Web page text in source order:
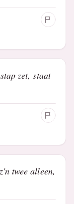
zet, staat
twee alleen,